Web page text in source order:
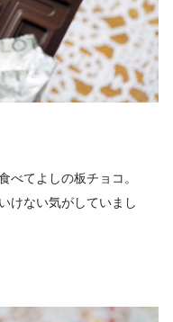
べてよしの板チョコ。
けない気がしていまし